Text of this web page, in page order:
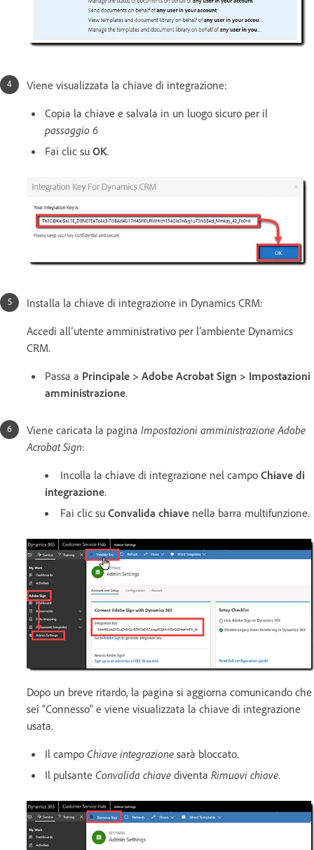
Viene visualizzata la chiave di integrazione:
Copia la chiave e salvala in un luogo sicuro per il
passaggio 6
Fai clic su OK.
Installa la chiave di integrazione in Dynamics CRM:
Accedi all’utente amministrativo per l’ambiente Dynamics
CRM.
Passa a Principale > Adobe Acrobat Sign > Impostazioni
amministrazione.
Viene caricata la pagina Impostazioni amministrazione Adobe
Acrobat Sign:
Incolla la chiave di integrazione nel campo Chiave di
integrazione.
Fai clic su Convalida chiave nella barra multifunzione.
Dopo un breve ritardo, la pagina si aggiorna comunicando che
sei “Connesso” e viene visualizzata la chiave di integrazione
usata.
Il campo Chiave integrazione sarà bloccato.
Il pulsante Convalida chiave diventa Rimuovi chiave.